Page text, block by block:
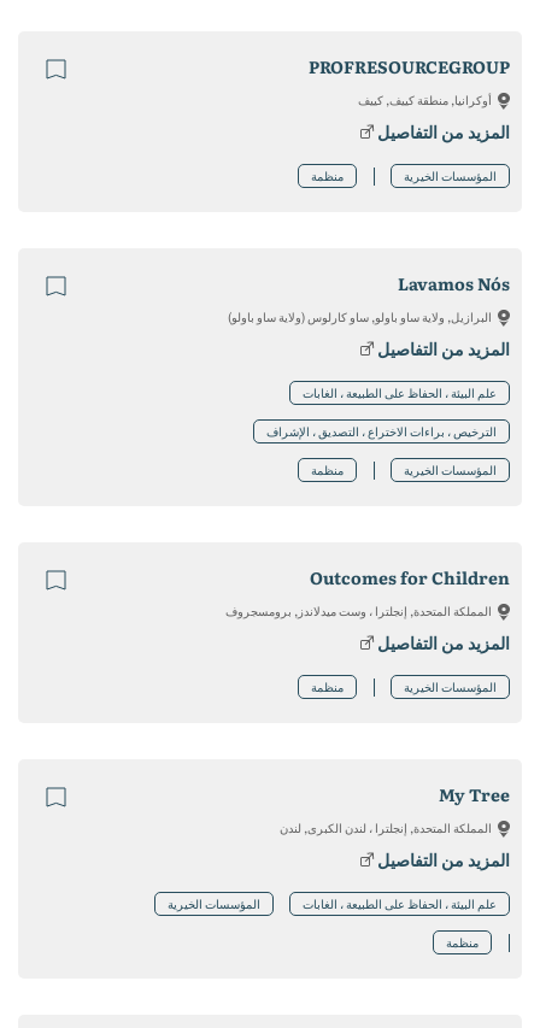
PROFRESOURCEGROUP
أوكرانيا, منطقة كييف, كييف
المزيد من التفاصيل
المؤسسات الخيرية منظمة
Lavamos Nós
البرازيل, ولاية ساو باولو, ساو كارلوس (ولاية ساو باولو)
المزيد من التفاصيل
علم البيئة ، الحفاظ على الطبيعة ، الغابات
الترخيص ، براءات الاختراع ، التصديق ، الإشراف
المؤسسات الخيرية منظمة
Outcomes for Children
المملكة المتحدة, إنجلترا ، وست ميدلاندز, برومسجروف
المزيد من التفاصيل
المؤسسات الخيرية منظمة
My Tree
المملكة المتحدة, إنجلترا ، لندن الكبرى, لندن
المزيد من التفاصيل
علم البيئة ، الحفاظ على الطبيعة ، الغابات المؤسسات الخيرية
منظمة